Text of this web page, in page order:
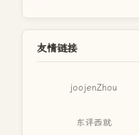
友情链接
joojenZhou
东评西就